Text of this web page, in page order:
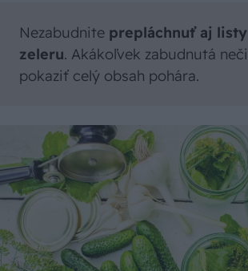
Nezabudnite prepláchnuť aj
zeleru. Akákoľvek zabudnutá
pokaziť celý obsah pohára.